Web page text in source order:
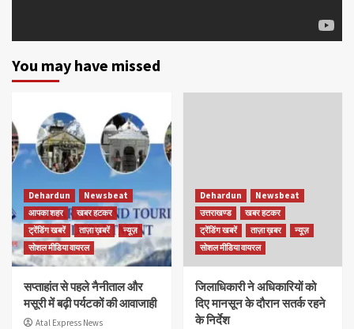
You may have missed
Dehardun
Newsbeat
आपका शहर
खबर हटकर
ट्रेंडिंग खबरें
ताज़ा ख़बरें
न्यूज़
सोशल मीडिया वायरल
सप्ताहांत से पहले नैनीताल और
मसूरी में बढ़ी पर्यटकों की आवाजाही
Atal Express News
Dehardun
Newsbeat
उत्तराखण्ड
खबर हटकर
ट्रेंडिंग खबरें
ताज़ा ख़बर
न्यूज़
सोशल मीडिया वायरल
जिलाधिकारी ने अधिकारियों को
दिए मानसून के दौरान सतर्क रहने
के निर्देश